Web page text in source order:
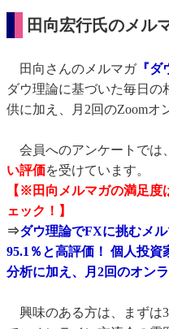
田向宏行氏のメル
田向さんのメルマガ『ダ
ダウ理論に基づいた毎日の
供に加え、月2回のZoomオ
会員へのアンケートでは、
い評価を受けています。
【※田向メルマガの満足度
ェック！】
⇒ダウ理論でFXに挑むメ
95.1％と高評価！ 個人投
分析に加え、月2回のオン
興味のある方は、まずは